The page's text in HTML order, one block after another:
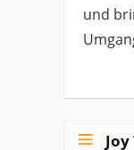
und